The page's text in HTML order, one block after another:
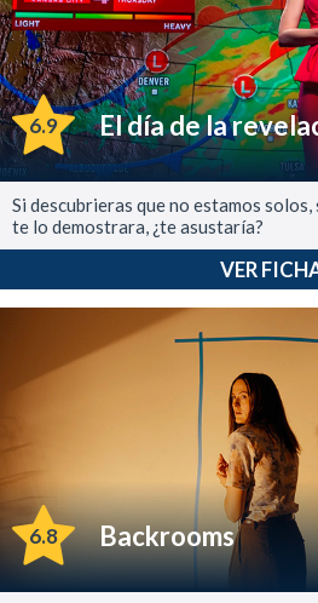
6.9 El día de la
Si descubrieras que no estamos
te lo demostrara, ¿te asustaría?
VER
6.8 Backrooms